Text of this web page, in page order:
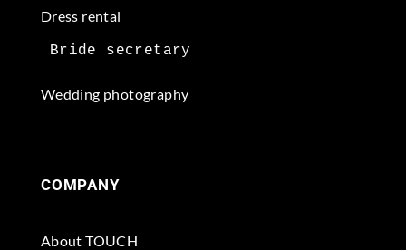
Dress rental
Wedding photography
COMPANY
About TOUCH